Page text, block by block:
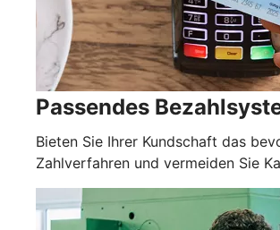
Passendes
Bieten Sie Ihrer Kundschaft das
Zahlverfahren und vermeiden Sie